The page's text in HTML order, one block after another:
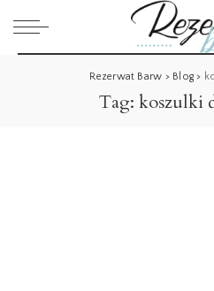
Rezerwat Barw > Blog >
Tag: koszulki